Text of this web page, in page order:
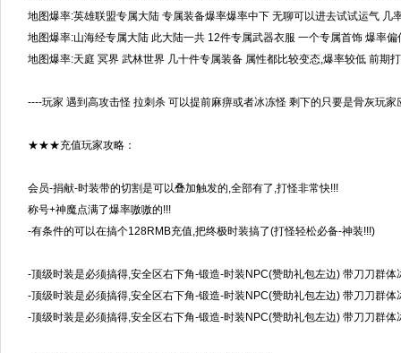
地图爆率:英雄联盟专属大陆 专属装备爆率爆率中下 无聊可以进去试试运气
地图爆率:山海经专属大陆 此大陆一共 12件专属武器衣服 一个专属首饰 爆率
地图爆率:天庭 冥界 武林世界 几十件专属装备 属性都比较变态,爆率较低 前期
----玩家 遇到高攻击怪 拉刺杀 可以提前麻痹或者冰冻怪 剩下的只要是骨灰玩家
★★★充值玩家攻略：
会员-捐献-时装带的切割是可以叠加触发的,全部有了,打怪非常快!!!
称号+神魔点满了爆率嗷嗷的!!!
-有条件的可以在搞个128RMB充值,把终极时装搞了(打怪轻松必备-神装!!!)
-顶级时装是必须搞得,安全区右下角-锻造-时装NPC(赞助礼包左边) 带刀刀群
-顶级时装是必须搞得,安全区右下角-锻造-时装NPC(赞助礼包左边) 带刀刀群
-顶级时装是必须搞得,安全区右下角-锻造-时装NPC(赞助礼包左边) 带刀刀群